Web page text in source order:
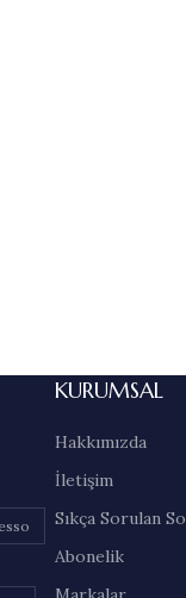
KURUMSAL
Hakkımızda
İletişim
Sıkça Sorulan
Abonelik